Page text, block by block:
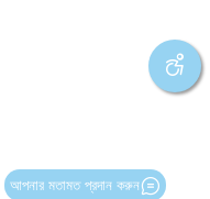
আপনার মতামত প্রদান করুন